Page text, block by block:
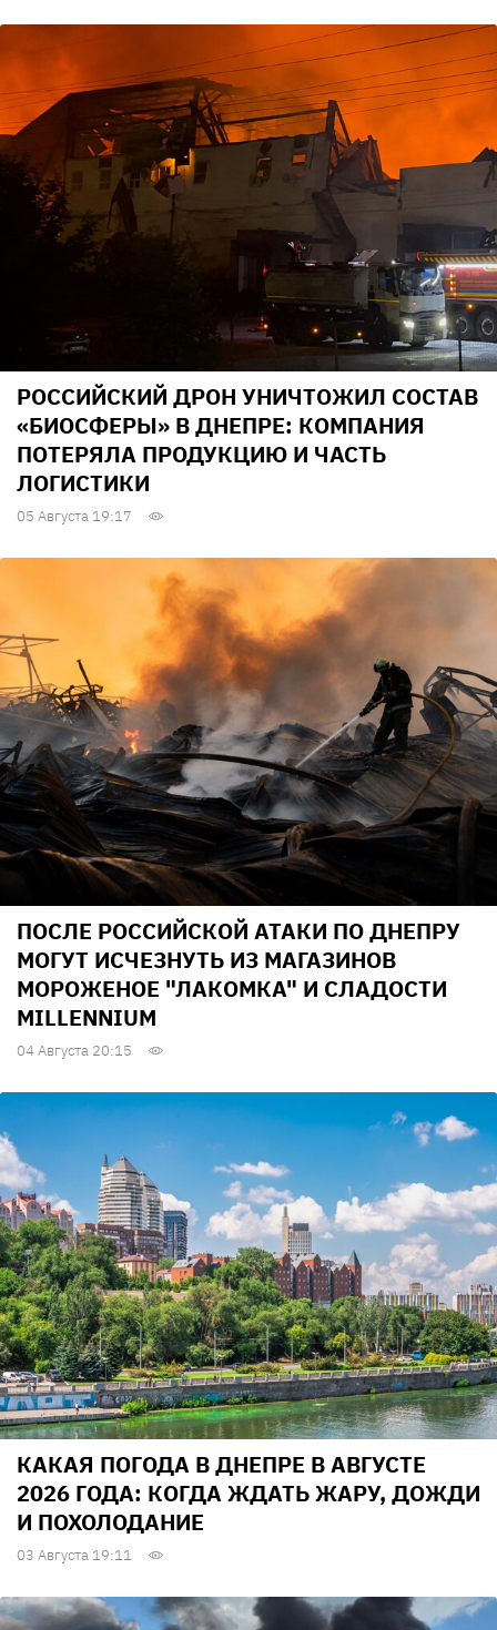
РОССИЙСКИЙ ДРОН УНИЧТОЖИЛ СОСТАВ
«БИОСФЕРЫ» В ДНЕПРЕ: КОМПАНИЯ
ПОТЕРЯЛА ПРОДУКЦИЮ И ЧАСТЬ
ЛОГИСТИКИ
05 Августа 19:17
ПОСЛЕ РОССИЙСКОЙ АТАКИ ПО ДНЕПРУ
МОГУТ ИСЧЕЗНУТЬ ИЗ МАГАЗИНОВ
МОРОЖЕНОЕ "ЛАКОМКА" И СЛАДОСТИ
MILLENNIUM
04 Августа 20:15
КАКАЯ ПОГОДА В ДНЕПРЕ В АВГУСТЕ
2026 ГОДА: КОГДА ЖДАТЬ ЖАРУ, ДОЖДИ
И ПОХОЛОДАНИЕ
03 Августа 19:11